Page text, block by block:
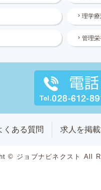
理学療
管理栄
くある質問 求人を掲
© ジョブナビネクスト All